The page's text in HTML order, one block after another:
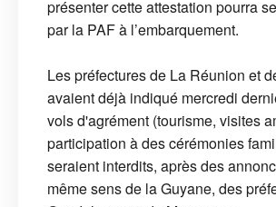
présenter cette attestation pourra
par la PAF à l’embarquement.
Les préfectures de La Réunion et
avaient déjà indiqué mercredi
vols d'agrément (tourisme, visites
participation à des cérémonies
seraient interdits, après des
même sens de la Guyane, des